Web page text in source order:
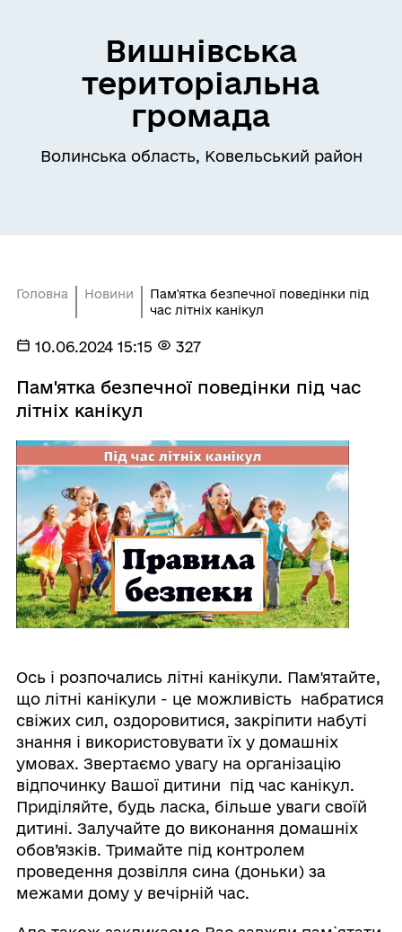
Вишнівська
територіальна
громада
Волинська область, Ковельський район
Головна Новини
Пам'ятка безпечної поведінки під
час літніх канікул
10.06.2024 15:15 327
Пам'ятка безпечної поведінки під час
літніх канікул
Ось і розпочались літні канікули. Пам'ятайте,
що літні канікули - це можливість набратися
свіжих сил, оздоровитися, закріпити набуті
знання і використовувати їх у домашніх
умовах. Звертаємо увагу на організацію
відпочинку Вашої дитини під час канікул.
Приділяйте, будь ласка, більше уваги своїй
дитині. Залучайте до виконання домашніх
обов’язків. Тримайте під контролем
проведення дозвілля сина (доньки) за
межами дому у вечірній час.